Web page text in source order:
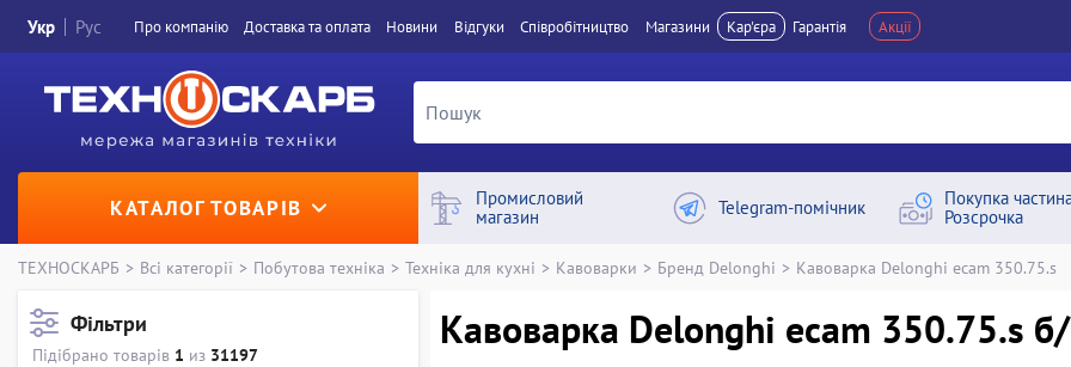
Укр Рус Про компанiю Доставка та оплата Новини Вiдгуки Співробітництво Магазини Кар'єра Гарантія Акції
КАТАЛОГ ТОВАРІВ
Промисловий
магазин
Telegram-помічник
Покупка
Розсрочка
ТЕХНОСКАРБ > Всі категорії > Побутова техніка > Техніка для кухні > Кавоварки > Бренд Delonghi > Кавоварка Delonghi ecam 350.75.s
Фільтри
Підібрано товарів 1 из 31197
Кавоварка Delonghi ecam 350.75.s